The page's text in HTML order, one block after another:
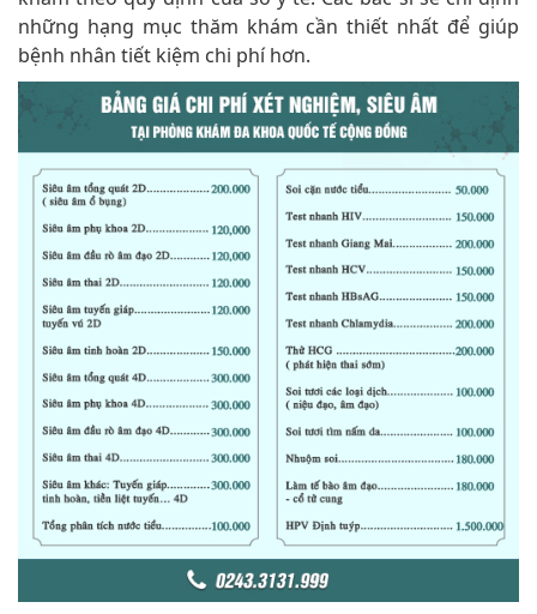
những hạng mục thăm khám cần thiết nhất để giúp
bệnh nhân tiết kiệm chi phí hơn.